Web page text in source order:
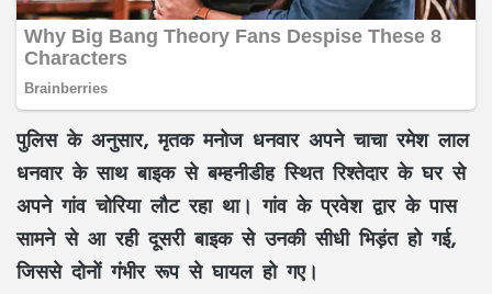
पुलिस के अनुसार, मृतक मनोज धनवार अपने चाचा रमेश लाल
धनवार के साथ बाइक से बम्हनीडीह स्थित रिश्तेदार के घर से
अपने गांव चोरिया लौट रहा था। गांव के प्रवेश द्वार के पास
सामने से आ रही दूसरी बाइक से उनकी सीधी भिड़ंत हो गई,
जिससे दोनों गंभीर रूप से घायल हो गए।